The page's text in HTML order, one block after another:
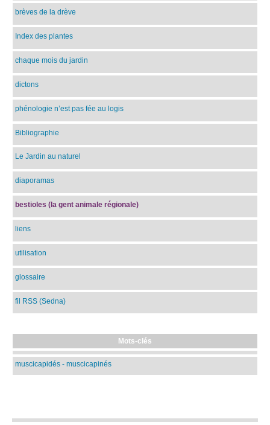
brèves de la drève
Index des plantes
chaque mois du jardin
dictons
phénologie n’est pas fée au logis
Bibliographie
Le Jardin au naturel
diaporamas
bestioles (la gent animale régionale)
liens
utilisation
glossaire
fil RSS (Sedna)
Mots-clés
muscicapidés - muscicapinés